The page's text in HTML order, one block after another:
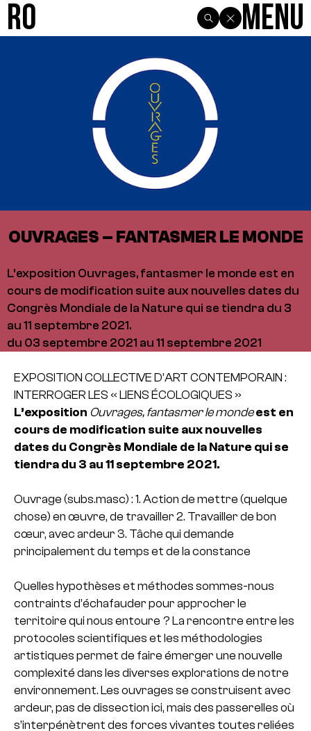
R0 Menu
OUVRAGES – FANTASMER LE MONDE
L’exposition Ouvrages, fantasmer le monde est en
cours de modification suite aux nouvelles dates du
Congrès Mondiale de la Nature qui se tiendra du 3
au 11 septembre 2021.
du 03 septembre 2021 au 11 septembre 2021
EXPOSITION COLLECTIVE D’ART CONTEMPORAIN :
INTERROGER LES « LIENS ÉCOLOGIQUES »
L’exposition Ouvrages, fantasmer le mondeest en
cours de modification suite aux nouvelles
dates du Congrès Mondiale de la Nature qui se
tiendra du 3 au 11 septembre 2021.
Ouvrage (subs.masc) : 1. Action de mettre (quelque
chose) en œuvre, de travailler 2. Travailler de bon
cœur, avec ardeur 3. Tâche qui demande
principalement du temps et de la constance
Quelles hypothèses et méthodes sommes-nous
contraints d’échafauder pour approcher le
territoire qui nous entoure ? La rencontre entre les
protocoles scientifiques et les méthodologies
artistiques permet de faire émerger une nouvelle
complexité dans les diverses explorations de notre
environnement. Les ouvrages se construisent avec
ardeur, pas de dissection ici, mais des passerelles où
s’interpénètrent des forces vivantes toutes reliées